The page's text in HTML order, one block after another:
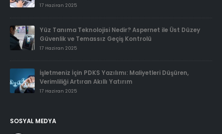
17 Haziran 2025
Yüz Tanıma Teknolojisi Nedir? Aspernet ile Üst Düzey
Güvenlik ve Temassız Geçiş Kontrolü
17 Haziran 2025
İşletmeniz İçin PDKS Yazılımı: Maliyetleri Düşüren,
Verimliliği Artıran Akıllı Yatırım
17 Haziran 2025
SOSYAL MEDYA